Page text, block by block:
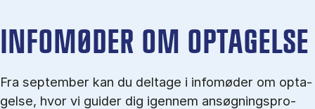
IN­FO­MØ­DER OM OP­TA­GEL­SE
Fra september kan du del­tage i in­fo­mø­der om op­ta­
gel­se, hvor vi gu­i­der dig igen­nem an­søg­nings­pro­